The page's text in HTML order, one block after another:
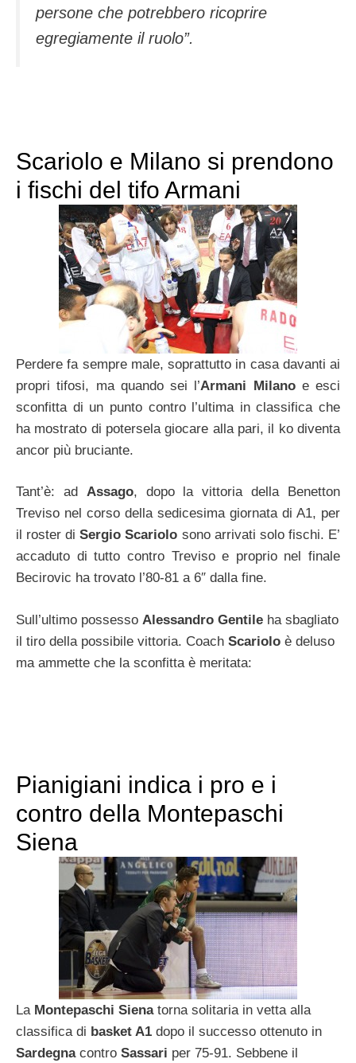
persone che potrebbero ricoprire
egregiamente il ruolo”.
Scariolo e Milano si prendono
i fischi del tifo Armani
Perdere fa sempre male, soprattutto in casa davanti ai
propri tifosi, ma quando sei l’Armani Milanoe esci
sconfitta di un punto contro l’ultima in classifica che
ha mostrato di potersela giocare alla pari, il ko diventa
ancor più bruciante.
Tant’è: ad Assago, dopo la vittoria della Benetton
Treviso nel corso della sedicesima giornata di A1, per
il roster diSergio Scariolo sono arrivati solo fischi. E’
accaduto di tutto contro Treviso e proprio nel finale
Becirovic ha trovato l’80-81 a 6″ dalla fine.
Sull’ultimo possesso Alessandro Gentile ha sbagliato
il tiro della possibile vittoria. Coach Scariolo è deluso
ma ammette che la sconfitta è meritata:
Pianigiani indica i pro e i
contro della Montepaschi
Siena
La Montepaschi Sienatorna solitaria in vetta alla
classifica di basket A1 dopo il successo ottenuto in
Sardegnacontro Sassari per 75-91. Sebbene il